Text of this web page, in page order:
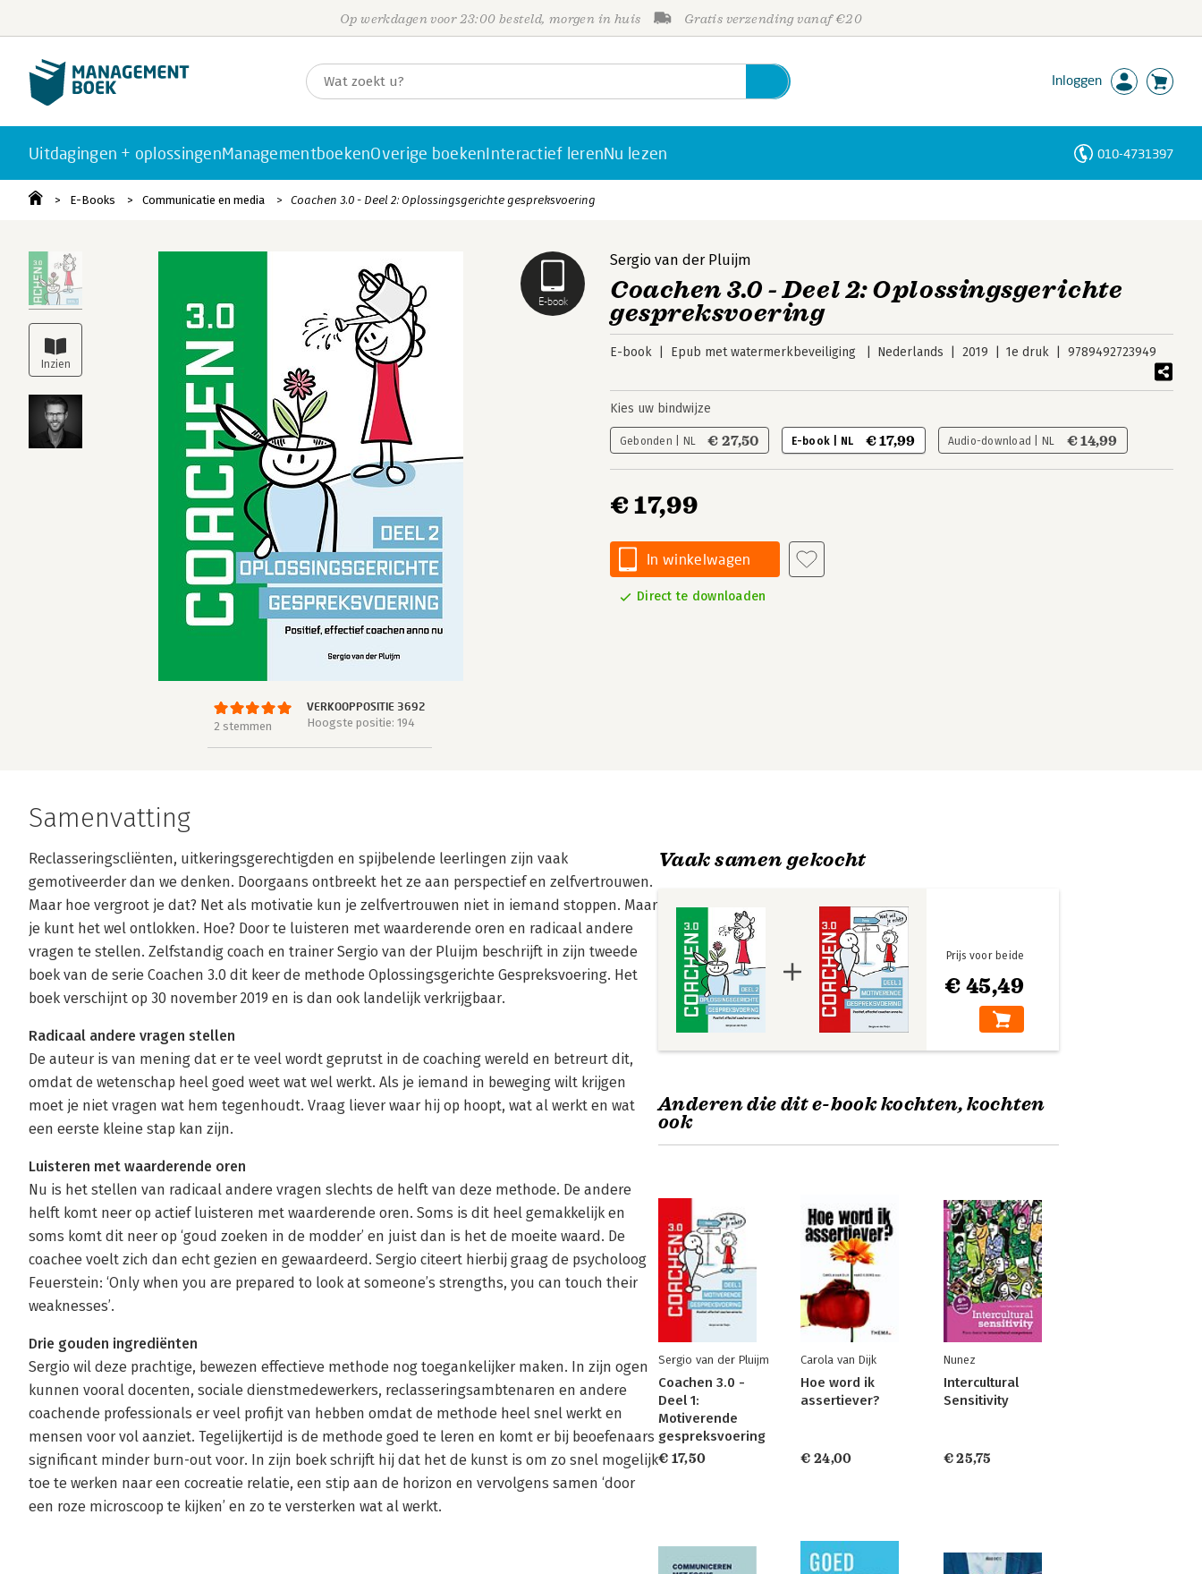
Op werkdagen voor 23:00 besteld, morgen in huis Gratis verzending vanaf €20
Inloggen
Uitdagingen + oplossingenManagementboekenOverige boekenInteractief lerenNu lezen 010-4731397
E-Books Communicatie en media Coachen 3.0 - Deel 2: Oplossingsgerichte gespreksvoering
E-book
2 stemmen
VERKOOPPOSITIE 3692
Hoogste positie: 194
Sergio van der Pluijm
Coachen 3.0 - Deel 2: Oplossingsgerichte
gespreksvoering
E-book Epub met watermerkbeveiliging Nederlands 2019 1e druk 9789492723949
Kies uw bindwijze
Gebonden | NL € 27,50 E-book | NL € 17,99 Audio-download | NL € 14,99
€ 17,99
In winkelwagen
Direct te downloaden
Samenvatting
Reclasseringscliënten, uitkeringsgerechtigden en spijbelende leerlingen zijn vaak
gemotiveerder dan we denken. Doorgaans ontbreekt het ze aan perspectief en zelfvertrouwen.
Maar hoe vergroot je dat? Net als motivatie kun je zelfvertrouwen niet in iemand stoppen. Maar
je kunt het wel ontlokken. Hoe? Door te luisteren met waarderende oren en radicaal andere
vragen te stellen. Zelfstandig coach en trainer Sergio van der Pluijm beschrijft in zijn tweede
boek van de serie Coachen 3.0 dit keer de methode Oplossingsgerichte Gespreksvoering. Het
boek verschijnt op 30 november 2019 en is dan ook landelijk verkrijgbaar.
Radicaal andere vragen stellen
De auteur is van mening dat er te veel wordt geprutst in de coaching wereld en betreurt dit,
omdat de wetenschap heel goed weet wat wel werkt. Als je iemand in beweging wilt krijgen
moet je niet vragen wat hem tegenhoudt. Vraag liever waar hij op hoopt, wat al werkt en wat
een eerste kleine stap kan zijn.
Luisteren met waarderende oren
Nu is het stellen van radicaal andere vragen slechts de helft van deze methode. De andere
helft komt neer op actief luisteren met waarderende oren. Soms is dit heel gemakkelijk en
soms komt dit neer op ‘goud zoeken in de modder’ en juist dan is het de moeite waard. De
coachee voelt zich dan echt gezien en gewaardeerd. Sergio citeert hierbij graag de psycholoog
Feuerstein: ‘Only when you are prepared to look at someone’s strengths, you can touch their
weaknesses’.
Drie gouden ingrediënten
Sergio wil deze prachtige, bewezen effectieve methode nog toegankelijker maken. In zijn ogen
kunnen vooral docenten, sociale dienstmedewerkers, reclasseringsambtenaren en andere
coachende professionals er veel profijt van hebben omdat de methode heel snel werkt en
mensen voor vol aanziet. Tegelijkertijd is de methode goed te leren en komt er bij beoefenaars
significant minder burn-out voor. In zijn boek schrijft hij dat het de kunst is om zo snel mogelijk
toe te werken naar een cocreatie relatie, een stip aan de horizon en vervolgens samen ‘door
een roze microscoop te kijken’ en zo te versterken wat al werkt.
Vaak samen gekocht
€ 45,49
Prijs voor beide
Anderen die dit e-book kochten, kochten
ook
Sergio van der Pluijm
Coachen 3.0 -
Deel 1:
Motiverende
gespreksvoering
€ 17,50
Carola van Dijk
Hoe word ik
assertiever?
€ 24,00
Nunez
Intercultural
Sensitivity
€ 25,75
Personen